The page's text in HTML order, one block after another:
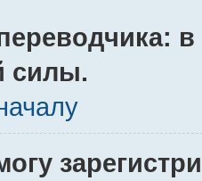
силы.